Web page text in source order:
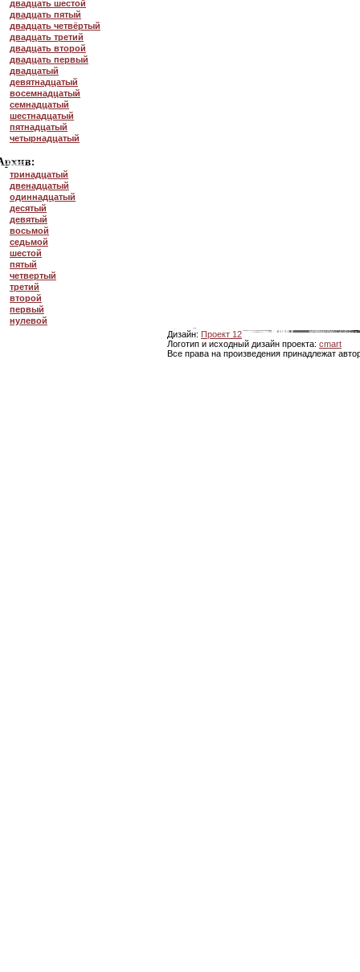
двадцать шестой
двадцать пятый
двадцать четвёртый
двадцать третий
двадцать второй
двадцать первый
двадцатый
девятнадцатый
восемнадцатый
семнадцатый
шестнадцатый
пятнадцатый
четырнадцатый
тринадцатый
двенадцатый
одиннадцатый
десятый
девятый
восьмой
седьмой
шестой
пятый
четвертый
третий
второй
первый
нулевой
Дизайн: Проект 12
Логотип и исходный дизайн проекта: cmart
Все права на произведения принадлежат